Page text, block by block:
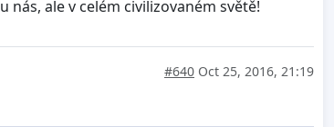
ale v celém civilizovaném světě!
#640 Oct 25, 2016, 21:19